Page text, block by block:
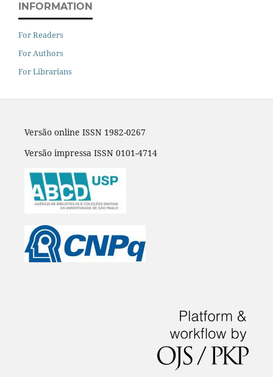
INFORMATION
For Readers
For Authors
For Librarians
Versão online ISSN 1982-0267
Versão impressa ISSN 0101-4714